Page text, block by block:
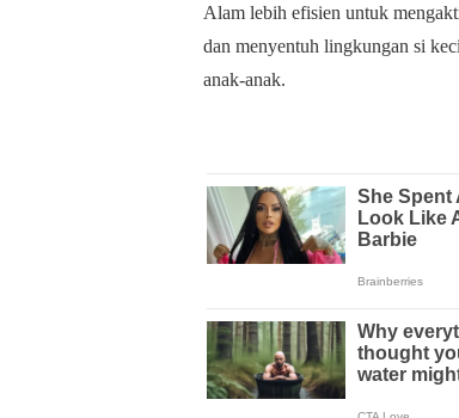
Alam lebih efisien untuk
dan menyentuh lingkungan si
anak-anak.